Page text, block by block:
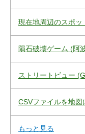
現在地周辺のスポ
隕石破壊ゲーム (阿
ストリートビュー
CSVファイルを地図
もっと見る